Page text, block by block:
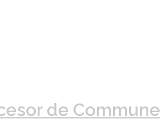
de Commune